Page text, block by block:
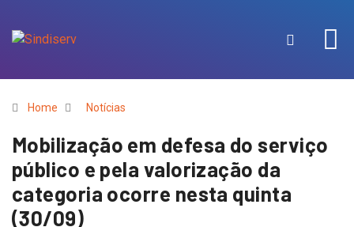
Home Notícias
Mobilização em defesa do serviço
público e pela valorização da
categoria ocorre nesta quinta
(30/09)